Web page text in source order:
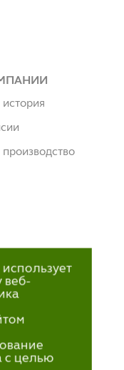
веб-
с целью